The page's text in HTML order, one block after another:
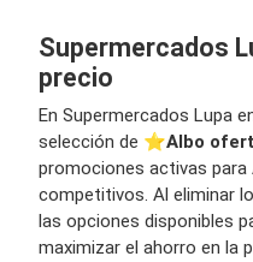
Supermercados
precio
En Supermercados Lupa
selección de ⭐️Albo
promociones activas para
competitivos. Al eliminar
las opciones disponibles
maximizar el ahorro en la